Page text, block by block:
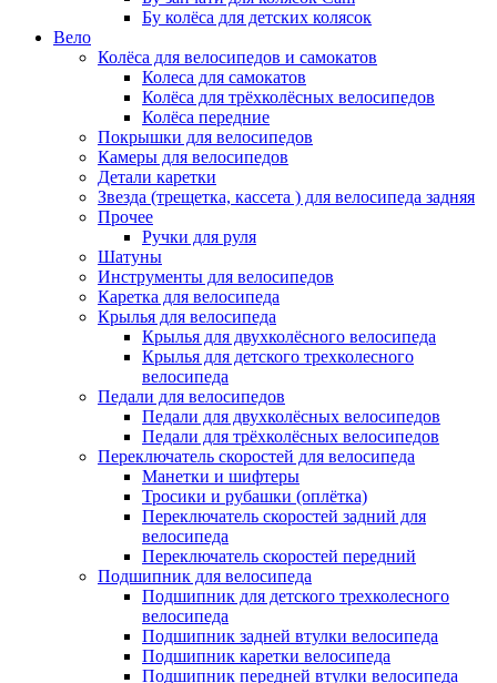
Бу колёса для детских колясок
Вело
Колёса для велосипедов и самокатов
Колеса для самокатов
Колёса для трёхколёсных велосипедов
Колёса передние
Покрышки для велосипедов
Камеры для велосипедов
Детали каретки
Звезда (трещетка, кассета ) для велосипеда задняя
Прочее
Ручки для руля
Шатуны
Инструменты для велосипедов
Каретка для велосипеда
Крылья для велосипеда
Крылья для двухколёсного велосипеда
Крылья для детского трехколесного
велосипеда
Педали для велосипедов
Педали для двухколёсных велосипедов
Педали для трёхколёсных велосипедов
Переключатель скоростей для велосипеда
Манетки и шифтеры
Тросики и рубашки (оплётка)
Переключатель скоростей задний для
велосипеда
Переключатель скоростей передний
Подшипник для велосипеда
Подшипник для детского трехколесного
велосипеда
Подшипник задней втулки велосипеда
Подшипник каретки велосипеда
Подшипник передней втулки велосипеда